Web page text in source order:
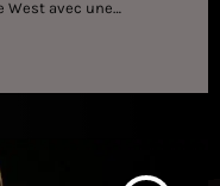
West avec une
des premiers jours !
sur la scène des